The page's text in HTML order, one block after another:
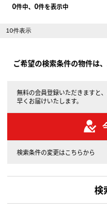
0件中、 0件を表示中
ご希望の検索条件の物件は
無料の会員登録いただきますと
早くお届けいたします。
検索条件の変更はこちらから
検